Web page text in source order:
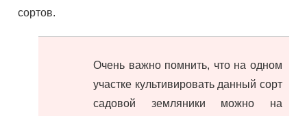
сортов.
Очень важно помнить, что на одном
участке культивировать данный сорт
садовой земляники можно на